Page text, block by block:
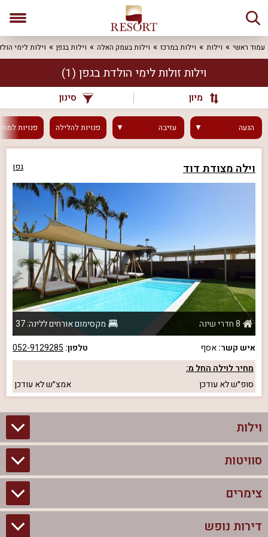
עמוד ראשי וילות וילות במרכז וילות בעמק האלה וילות בגפן וילות לימי
וילות זולות לימי הולדת בגפן (1)
מיון סינון
הגעה עזיבה פנויותלהלילה פנויות
וילה מצודת דוד גפן
8 חדרי שינה
מקסימום אורחים ללינה: 37
איש קשר:אסף טלפון: 052-9129285
מחיר לוילה החל מ:
סופ״שלא עודכן אמצ״שלא עודכן
וילות
וילות בצפון
וילות להשכרה
סוויטות
סוויטות בצפון
צימרים לזוגות עם בריכה פרטית
צימרים
צימרים בצפון
דירות נופש